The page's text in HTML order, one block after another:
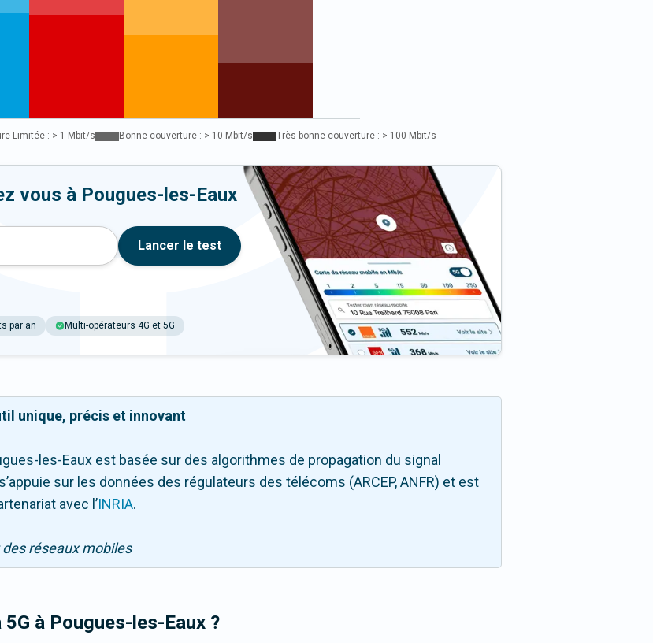
Limitée : > 1 Mbit/s Bonne couverture : > 10 Mbit/s Très bonne couverture : > 100 Mbit/s
vous à Pougues-les-Eaux
Lancer le test
par an Multi-opérateurs 4G et 5G
unique, précis et innovant
les-Eaux est basée sur des algorithmes de propagation du signal
sur les données des régulateurs des télécoms (ARCEP, ANFR) et est
avec l ’INRIA.
réseaux mobiles
5G à Pougues-les-Eaux ?